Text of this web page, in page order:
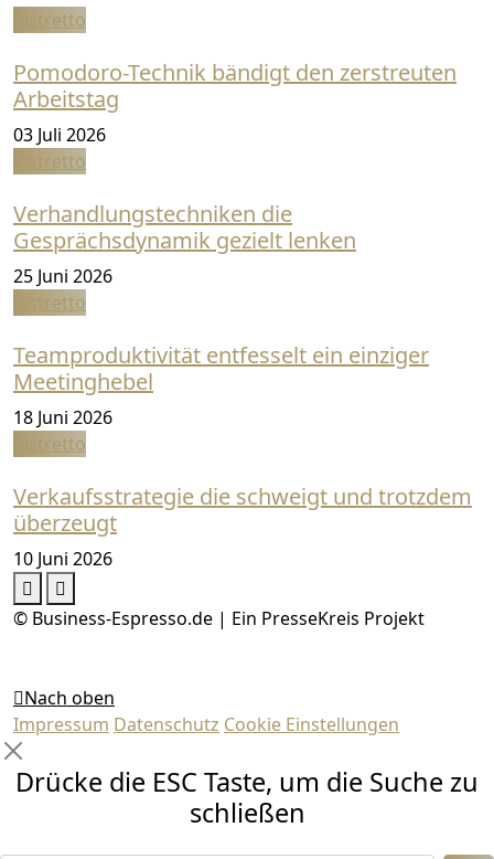
Ristretto
Pomodoro-Technik bändigt den zerstreuten
Arbeitstag
03 Juli 2026
Ristretto
Verhandlungstechniken die
Gesprächsdynamik gezielt lenken
25 Juni 2026
Ristretto
Teamproduktivität entfesselt ein einziger
Meetinghebel
18 Juni 2026
Ristretto
Verkaufsstrategie die schweigt und trotzdem
überzeugt
10 Juni 2026
© Business-Espresso.de | Ein PresseKreis Projekt
Nach oben
Impressum Datenschutz Cookie Einstellungen
Drücke die ESC Taste, um die Suche zu
schließen